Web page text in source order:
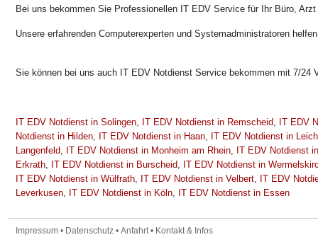
Bei uns bekommen Sie Professionellen IT EDV Service für Ihr Büro,
Unsere erfahrenden Computerexperten und Systemadministratoren
Sie können bei uns auch IT EDV Notdienst Service bekommen mit 7/24
IT EDV Notdienst in Solingen, IT EDV Notdienst in Remscheid, IT EDV
Notdienst in Hilden, IT EDV Notdienst in Haan, IT EDV Notdienst in
Langenfeld, IT EDV Notdienst in Monheim am Rhein, IT EDV Notdienst
Erkrath, IT EDV Notdienst in Burscheid, IT EDV Notdienst in
IT EDV Notdienst in Wülfrath, IT EDV Notdienst in Velbert, IT EDV
Leverkusen, IT EDV Notdienst in Köln, IT EDV Notdienst in Essen
Impressum • Datenschutz • Anfahrt• Kontakt & Infos